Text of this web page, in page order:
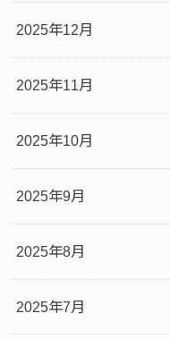
2025年12月
2025年11月
2025年10月
2025年9月
2025年8月
2025年7月